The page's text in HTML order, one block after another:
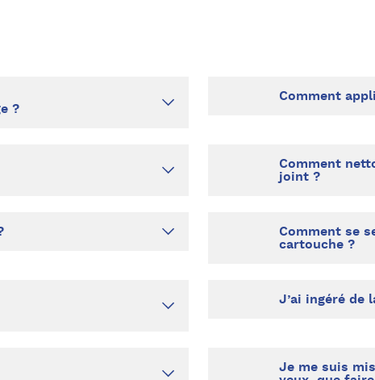
?
Comment
Comment
joint ?
Comment se
cartouche ?
J’ai ingéré de
Je me suis